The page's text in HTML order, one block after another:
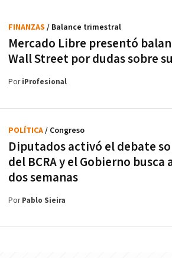
Mercado Libre presentó
Wall Street por dudas sobre
FINANZAS / Balance trimestral
PoriProfesional
Diputados activó el debate
del BCRA y el Gobierno busca
dos semanas
POLÍTICA/ Congreso
PorPablo Sieira